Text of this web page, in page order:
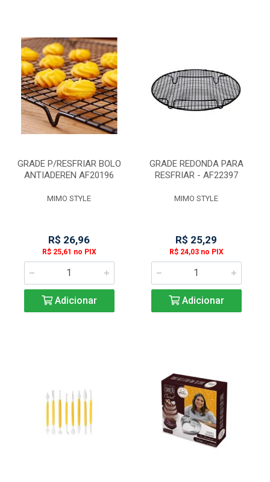
GRADE P/RESFRIAR BOLO
ANTIADEREN AF20196
MIMO STYLE
R$ 26,96
R$ 25,61 no PIX
Adicionar
GRADE REDONDA PARA
RESFRIAR - AF22397
MIMO STYLE
R$ 25,29
R$ 24,03 no PIX
Adicionar